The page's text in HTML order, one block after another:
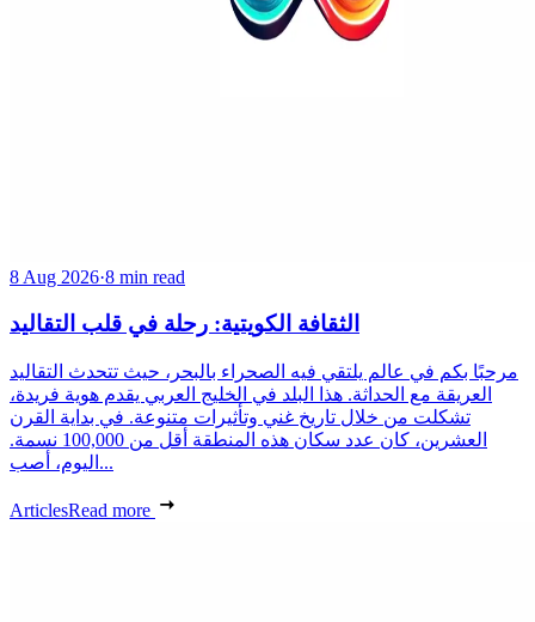
8 Aug 2026·8 min read
الثقافة الكويتية: رحلة في قلب التقاليد
مرحبًا بكم في عالم يلتقي فيه الصحراء بالبحر، حيث تتحدث التقاليد
العريقة مع الحداثة. هذا البلد في الخليج العربي يقدم هوية فريدة،
تشكلت من خلال تاريخ غني وتأثيرات متنوعة. في بداية القرن
العشرين، كان عدد سكان هذه المنطقة أقل من 100,000 نسمة.
اليوم، أصب...
ArticlesRead more